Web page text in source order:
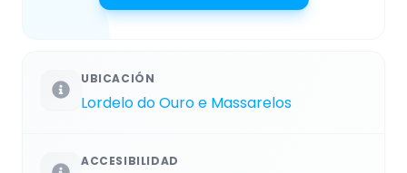
UBICACIÓN
Lordelo do Ouro e Massarelos
ACCESIBILIDAD